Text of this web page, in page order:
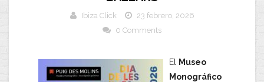
Ibiza Click
23 febrero, 2026
0 Comments
El
Museo
Monográfico